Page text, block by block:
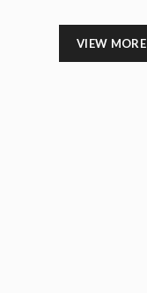
VIEW MORE